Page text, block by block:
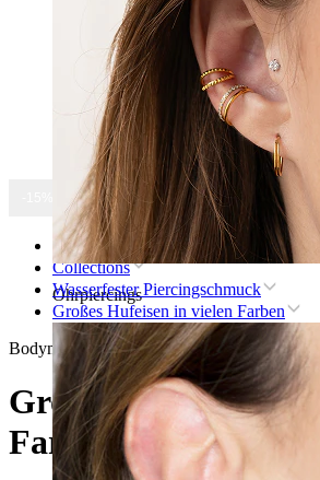
Ohrpiercings
-15% AUF ALLEN SCHMUCK
Startseite
Collections
Wasserfester Piercingschmuck
Großes Hufeisen in vielen Farben
Bodymod Moments
Großes Hufeisen in
Farben